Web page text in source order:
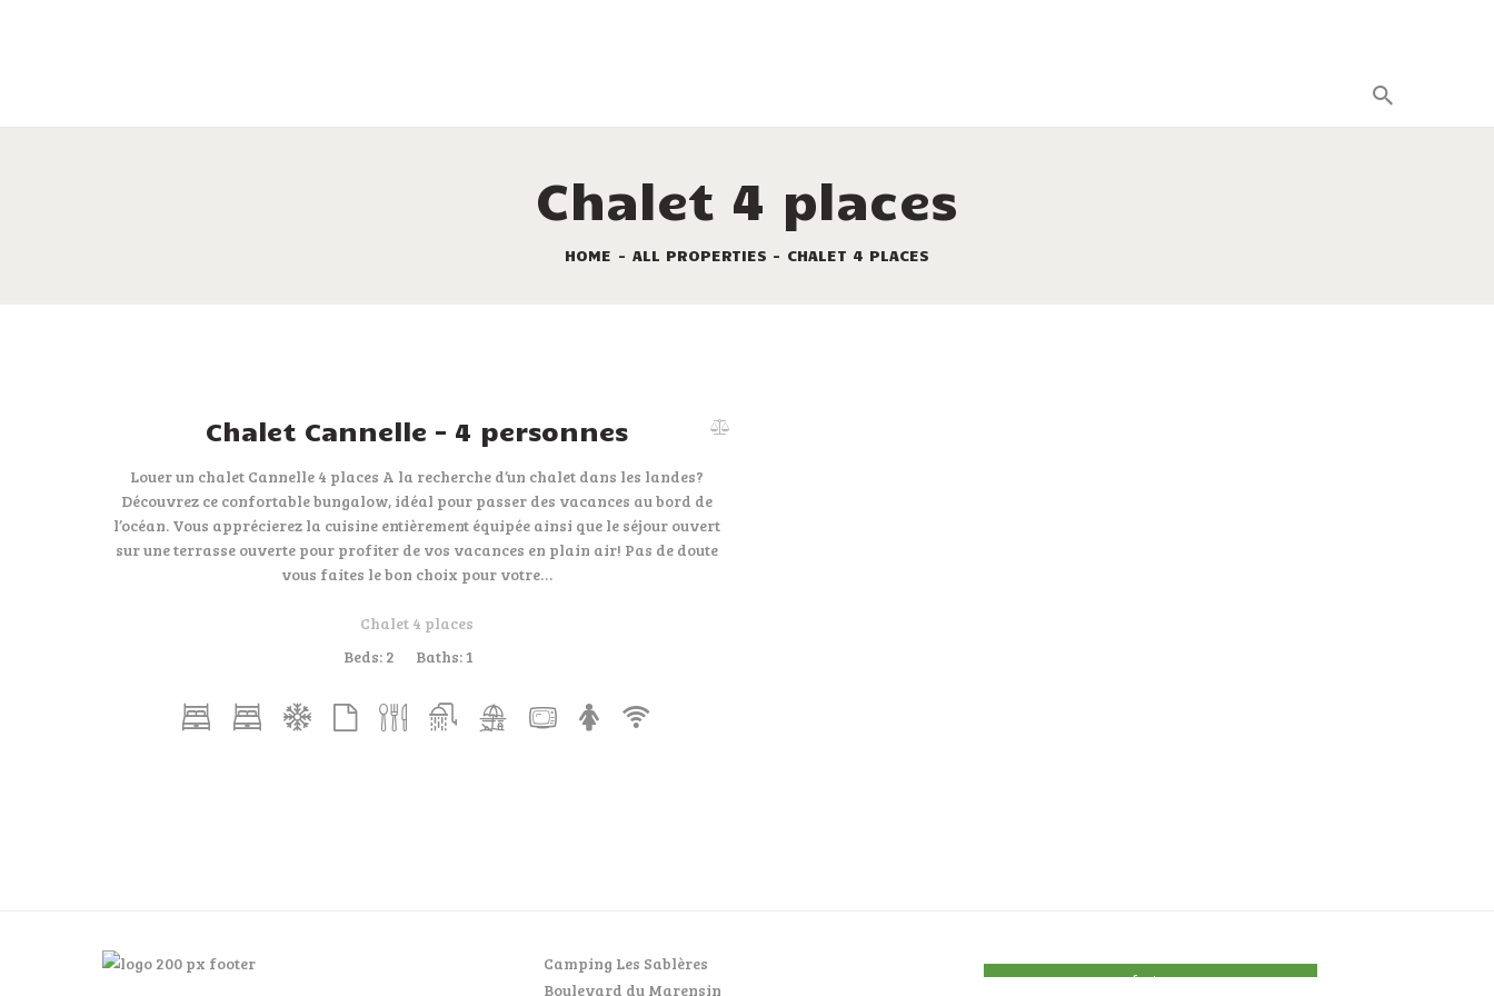
Chalet 4 places
HOME ALL PROPERTIES CHALET 4 PLACES
LES EMPLACEMENTS
TOURISME
LE PLAN DU
Chalet Cannelle – 4 personnes
Louer un chalet Cannelle 4 places A la recherche d’un chalet dans les landes?
Découvrez ce confortable bungalow, idéal pour passer des vacances au bord de
l’océan. Vous apprécierez la cuisine entièrement équipée ainsi que le séjour ouvert
sur une terrasse ouverte pour profiter de vos vacances en plain air! Pas de doute
vous faites le bon choix pour votre…
Chalet 4 places
Beds: 2 Baths:1
Camping Les Sablères
Boulevard du Marensin
footer